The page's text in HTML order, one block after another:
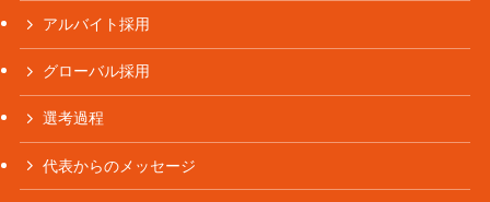
アルバイト採用
グローバル採用
選考過程
代表からのメッセージ